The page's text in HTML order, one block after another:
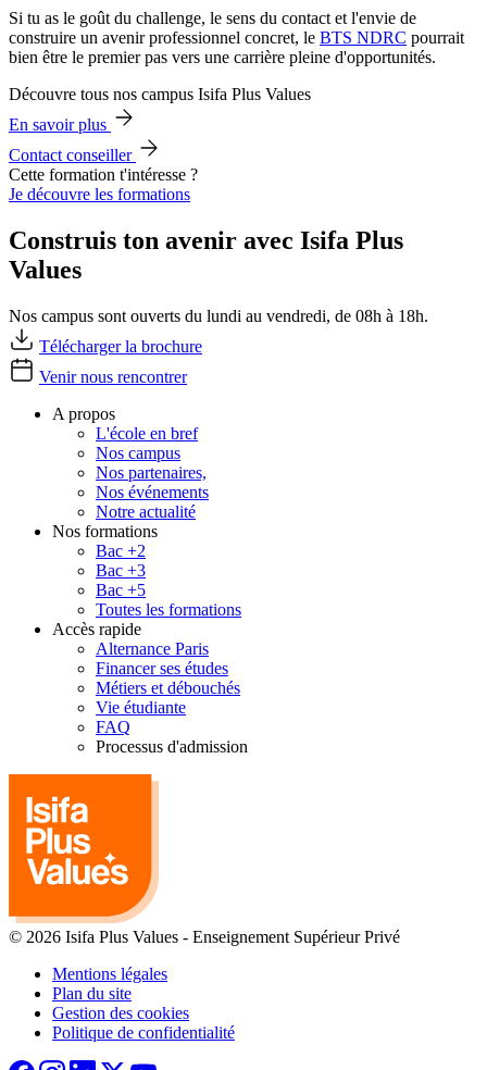
Si tu as le goût du challenge, le sens du contact et l'envie de
construire un avenir professionnel concret, le BTS NDRC pourrait
bien être le premier pas vers une carrière pleine d'opportunités.
Découvre tous nos campus Isifa Plus Values
En savoir plus
Contact conseiller
Cette formation t'intéresse ?
Je découvre les formations
Construis ton avenir avec Isifa Plus
Values
Nos campus sont ouverts du lundi au vendredi, de 08h à 18h.
Télécharger la brochure
Venir nous rencontrer
A propos
L'école en bref
Nos campus
Nos partenaires,
Nos événements
Notre actualité
Nos formations
Bac +2
Bac +3
Bac +5
Toutes les formations
Accès rapide
Alternance Paris
Financer ses études
Métiers et débouchés
Vie étudiante
FAQ
Processus d'admission
© 2026 Isifa Plus Values - Enseignement Supérieur Privé
Mentions légales
Plan du site
Gestion des cookies
Politique de confidentialité